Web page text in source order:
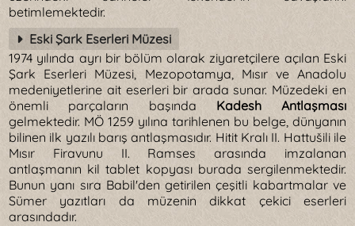
betimlemektedir.
Eski Şark Eserleri Müzesi
1974 yılında ayrı bir bölüm olarak ziyaretçilere açılan Eski
Şark Eserleri Müzesi, Mezopotamya, Mısır ve Anadolu
medeniyetlerine ait eserleri bir arada sunar. Müzedeki en
önemli parçaların başında Kadesh Antlaşması
gelmektedir. MÖ 1259 yılına tarihlenen bu belge, dünyanın
bilinen ilk yazılı barış antlaşmasıdır. Hitit Kralı II. Hattušili ile
Mısır Firavunu II. Ramses arasında imzalanan
antlaşmanın kil tablet kopyası burada sergilenmektedir.
Bunun yanı sıra Babil'den getirilen çeşitli kabartmalar ve
Sümer yazıtları da müzenin dikkat çekici eserleri
arasındadır.